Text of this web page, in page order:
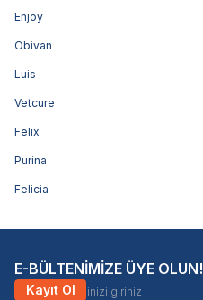
Enjoy
Obivan
Luis
Vetcure
Felix
Purina
Felicia
E-BÜLTENİMİZE ÜYE OLUN!
Kayıt Ol